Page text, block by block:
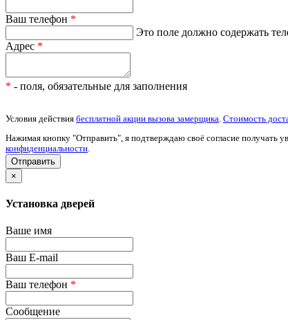
Ваш телефон *
Это поле должно содержать
Адрес *
* - поля, обязательные для заполнения
Условия действия бесплатной акции вызова замерщика Стоимость
Нажимая кнопку "Отправить", я подтверждаю своё согласие получать
конфиденциальности
×
Установка дверей
Ваше имя
Ваш E-mail
Ваш телефон *
Сообщение